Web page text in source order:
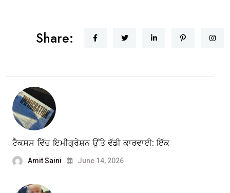
Share:
ਟੈਕਸਸ ਵਿੱਚ ਇਮੀਗ੍ਰੇਸ਼ਨ ਉੱਤੇ ਵੱਡੀ ਕਾਰਵਾਈ: ਇੱਕ
Amit Saini June 14, 2026